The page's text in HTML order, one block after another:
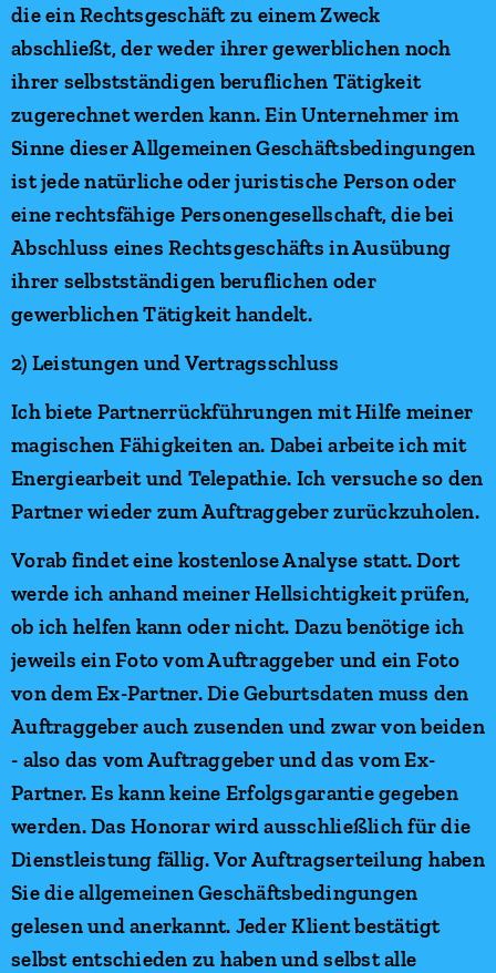
die ein Rechtsgeschäft zu einem Zweck
abschließt, der weder ihrer gewerblichen noch
ihrer selbstständigen beruflichen Tätigkeit
zugerechnet werden kann. Ein Unternehmer im
Sinne dieser Allgemeinen Geschäftsbedingungen
ist jede natürliche oder juristische Person oder
eine rechtsfähige Personengesellschaft, die bei
Abschluss eines Rechtsgeschäfts in Ausübung
ihrer selbstständigen beruflichen oder
gewerblichen Tätigkeit handelt.
2) Leistungen und Vertragsschluss
Ich biete Partnerrückführungen mit Hilfe meiner
magischen Fähigkeiten an. Dabei arbeite ich mit
Energiearbeit und Telepathie. Ich versuche so den
Partner wieder zum Auftraggeber zurückzuholen.
Vorab findet eine kostenlose Analyse statt. Dort
werde ich anhand meiner Hellsichtigkeit prüfen,
ob ich helfen kann oder nicht. Dazu benötige ich
jeweils ein Foto vom Auftraggeber und ein Foto
von dem Ex-Partner. Die Geburtsdaten muss den
Auftraggeber auch zusenden und zwar von beiden
- also das vom Auftraggeber und das vom Ex-
Partner. Es kann keine Erfolgsgarantie gegeben
werden. Das Honorar wird ausschließlich für die
Dienstleistung fällig. Vor Auftragserteilung haben
Sie die allgemeinen Geschäftsbedingungen
gelesen und anerkannt. Jeder Klient bestätigt
selbst entschieden zu haben und selbst alle